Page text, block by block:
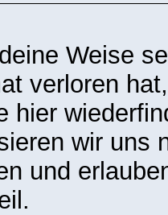
Weise
verloren
hier
wir uns
und